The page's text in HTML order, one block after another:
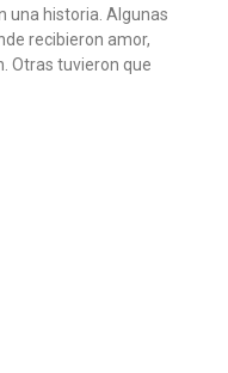
una historia. Algunas
recibieron amor,
Otras tuvieron que